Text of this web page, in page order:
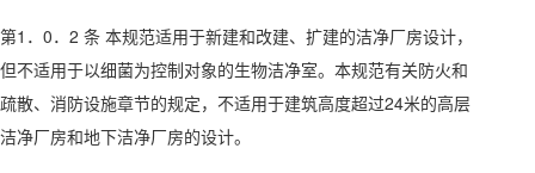
第1．0．2 条 本规范适用于新建和改建、扩建的洁净厂房设计，
但不适用于以细菌为控制对象的生物洁净室。本规范有关防火和
疏散、消防设施章节的规定，不适用于建筑高度超过24米的高层
洁净厂房和地下洁净厂房的设计。